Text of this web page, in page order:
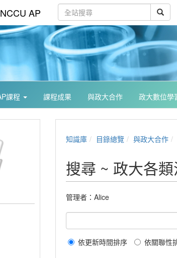
AP
課程 課程成果 與政大合作 政大數位學
知識庫 目錄總覽 與政大合作
搜尋 ~ 政大各
管理者： Alice
依更新時間排序 依關聯性